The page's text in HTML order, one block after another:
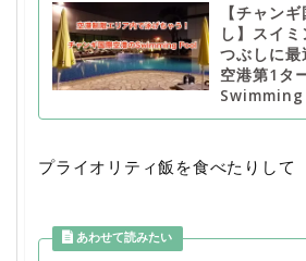
【チャン
し】スイ
つぶしに
空港第1タ
プライオリティ飯を食べたりして